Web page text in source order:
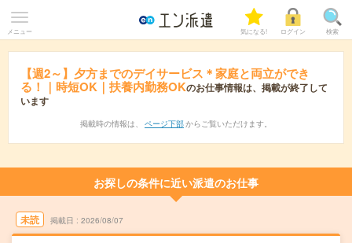
メニュー 気になる! ログイン 検索
【週2～】夕方までのデイサービス＊家庭と両立ができ
る！｜時短OK｜扶養内勤務OKのお仕事情報は、掲載が終了して
います
掲載時の情報は、 ページ下部 からご覧いただけます。
お探しの条件に近い派遣のお仕事
未読 掲載日 2026/08/07